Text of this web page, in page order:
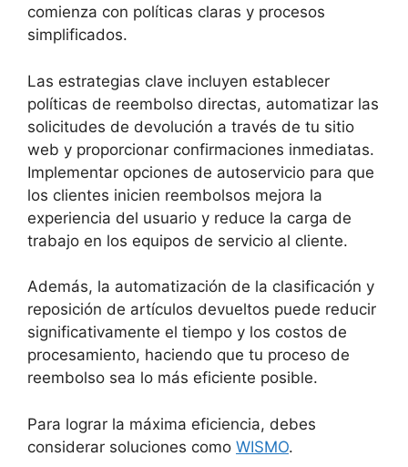
comienza con políticas claras y procesos
simplificados.
Las estrategias clave incluyen establecer
políticas de reembolso directas, automatizar las
solicitudes de devolución a través de tu sitio
web y proporcionar confirmaciones inmediatas.
Implementar opciones de autoservicio para que
los clientes inicien reembolsos mejora la
experiencia del usuario y reduce la carga de
trabajo en los equipos de servicio al cliente.
Además, la automatización de la clasificación y
reposición de artículos devueltos puede reducir
significativamente el tiempo y los costos de
procesamiento, haciendo que tu proceso de
reembolso sea lo más eficiente posible.
Para lograr la máxima eficiencia, debes
considerar soluciones como WISMO.